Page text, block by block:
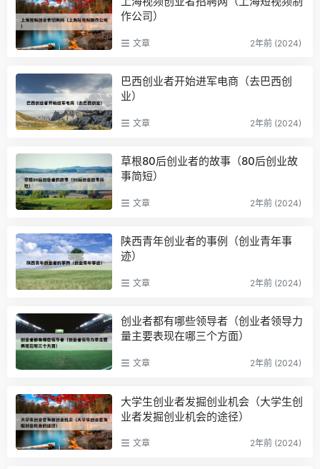
作公司）
文章 2年前 (2024)
巴西创业者开始进军电商（去巴西创
业）
文章 2年前 (2024)
草根80后创业者的故事（80后创业故
事简短）
文章 2年前 (2024)
陕西青年创业者的事例（创业青年事
迹）
文章 2年前 (2024)
创业者都有哪些领导者（创业者领导力
量主要表现在哪三个方面）
文章 2年前 (2024)
大学生创业者发掘创业机会（大学生创
业者发掘创业机会的途径）
文章 2年前 (2024)